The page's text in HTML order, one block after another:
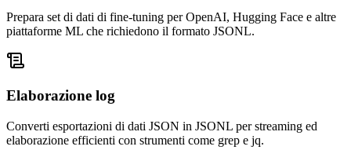
Prepara set di dati di fine-tuning per OpenAI, Hugging Face e altre
piattaforme ML che richiedono il formato JSONL.
Elaborazione log
Converti esportazioni di dati JSON in JSONL per streaming ed
elaborazione efficienti con strumenti come grep e jq.